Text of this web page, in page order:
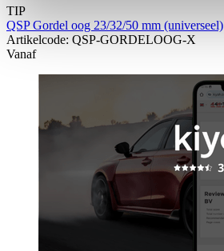
TIP
QSP Gordel oog 23/32/50 mm (universeel)
Artikelcode: QSP-GORDELOOG-X
Vanaf